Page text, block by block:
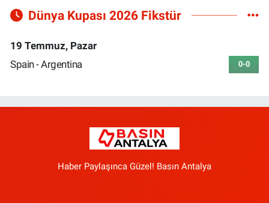
Dünya Kupası 2026 Fikstür
19 Temmuz, Pazar
Spain - Argentina
0-0
Haber Paylaşınca Güzel! Basın Antalya